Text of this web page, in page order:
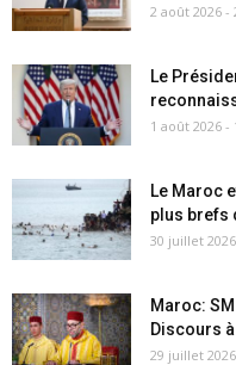
2 août 2026 -
Le
1 août 2026 -
Le Maroc
plus brefs
30 juillet
Maroc:
Discours
29 juillet